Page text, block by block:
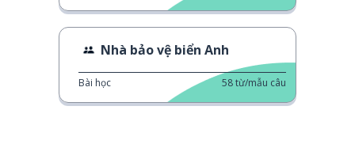
Nhà bảo vệ biển Anh
Bài học 58từ/mẫu câu